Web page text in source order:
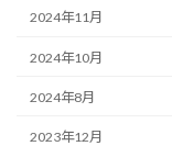
2024年11月
2024年10月
2024年8月
2023年12月